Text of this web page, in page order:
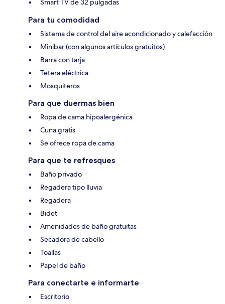
Smart TV de 32 pulgadas
Para tu comodidad
Sistema de control del aire acondicionado y calefacción
Minibar (con algunos artículos gratuitos)
Barra con tarja
Tetera eléctrica
Mosquiteros
Para que duermas bien
Ropa de cama hipoalergénica
Cuna gratis
Se ofrece ropa de cama
Para que te refresques
Baño privado
Regadera tipo lluvia
Regadera
Bidet
Amenidades de baño gratuitas
Secadora de cabello
Toallas
Papel de baño
Para conectarte e informarte
Escritorio